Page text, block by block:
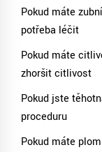
Pokud máte
potřeba léčit
Pokud máte
zhoršit citlivost
Pokud jste
proceduru
Pokud máte